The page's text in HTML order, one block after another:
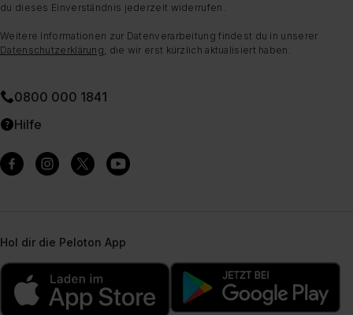
du dieses Einverständnis jederzeit widerrufen.
Weitere Informationen zur Datenverarbeitung findest du in unserer
Datenschutzerklärung , die wir erst kürzlich aktualisiert haben.
0800 000 1841
Hilfe
Hol dir die Peloton App